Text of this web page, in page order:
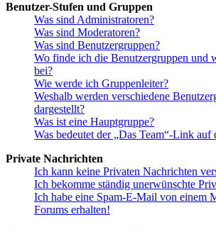
Benutzer-Stufen und Gruppen
Was sind Administratoren?
Was sind Moderatoren?
Was sind Benutzergruppen?
Wo finde ich die Benutzergruppen und
bei?
Wie werde ich Gruppenleiter?
Weshalb werden verschiedene
dargestellt?
Was ist eine Hauptgruppe?
Was bedeutet der „Das Team“-Link auf
Private Nachrichten
Ich kann keine Privaten Nachrichten
Ich bekomme ständig unerwünschte
Ich habe eine Spam-E-Mail von einem
Forums erhalten!